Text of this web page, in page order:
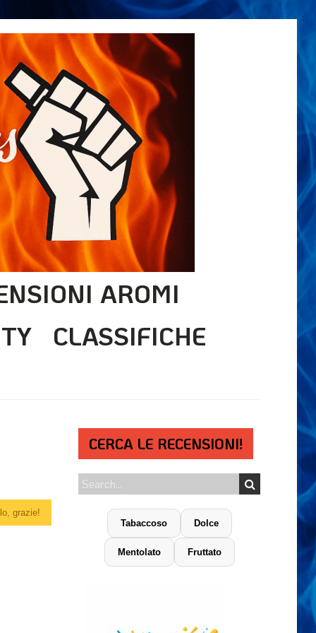
AROMI
CLASSIFICHE
grazie!
CERCA LE RECENSIONI!
Tabaccoso Dolce
Mentolato Fruttato